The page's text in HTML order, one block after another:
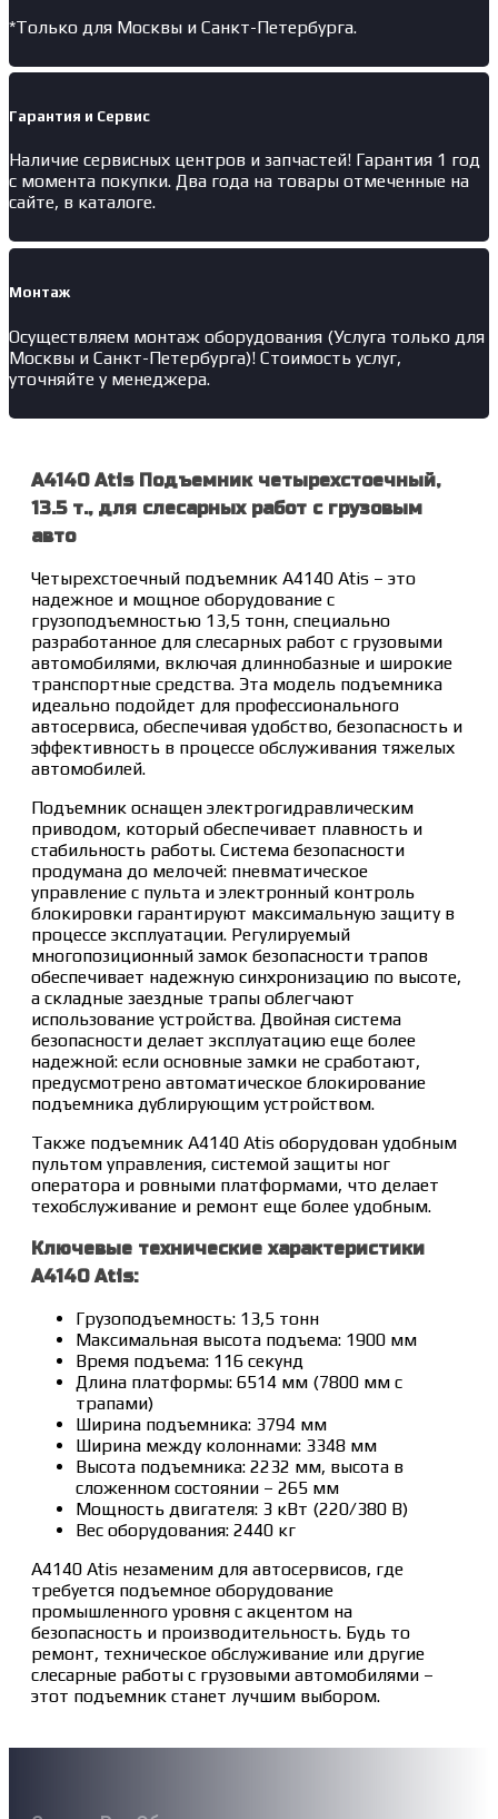
*Только для Москвы и Санкт-Петербурга.
Гарантия и Сервис
Наличие сервисных центров и запчастей! Гарантия 1 год
с момента покупки. Два года на товары отмеченные на
сайте, в каталоге.
Монтаж
Осуществляем монтаж оборудования (Услуга только для
Москвы и Санкт-Петербурга)! Стоимость услуг,
уточняйте у менеджера.
A4140 Atis Подъемник четырехстоечный,
13.5 т., для слесарных работ с грузовым
авто
Четырехстоечный подъемник A4140 Atis – это
надежное и мощное оборудование с
грузоподъемностью 13,5 тонн, специально
разработанное для слесарных работ с грузовыми
автомобилями, включая длиннобазные и широкие
транспортные средства. Эта модель подъемника
идеально подойдет для профессионального
автосервиса, обеспечивая удобство, безопасность и
эффективность в процессе обслуживания тяжелых
автомобилей.
Подъемник оснащен электрогидравлическим
приводом, который обеспечивает плавность и
стабильность работы. Система безопасности
продумана до мелочей: пневматическое
управление с пульта и электронный контроль
блокировки гарантируют максимальную защиту в
процессе эксплуатации. Регулируемый
многопозиционный замок безопасности трапов
обеспечивает надежную синхронизацию по высоте,
а складные заездные трапы облегчают
использование устройства. Двойная система
безопасности делает эксплуатацию еще более
надежной: если основные замки не сработают,
предусмотрено автоматическое блокирование
подъемника дублирующим устройством.
Также подъемник A4140 Atis оборудован удобным
пультом управления, системой защиты ног
оператора и ровными платформами, что делает
техобслуживание и ремонт еще более удобным.
Ключевые технические характеристики
A4140 Atis:
Грузоподъемность: 13,5 тонн
Максимальная высота подъема: 1900 мм
Время подъема: 116 секунд
Длина платформы: 6514 мм (7800 мм с
трапами)
Ширина подъемника: 3794 мм
Ширина между колоннами: 3348 мм
Высота подъемника: 2232 мм, высота в
сложенном состоянии – 265 мм
Мощность двигателя: 3 кВт (220/380 В)
Вес оборудования: 2440 кг
A4140 Atis незаменим для автосервисов, где
требуется подъемное оборудование
промышленного уровня с акцентом на
безопасность и производительность. Будь то
ремонт, техническое обслуживание или другие
слесарные работы с грузовыми автомобилями –
этот подъемник станет лучшим выбором.